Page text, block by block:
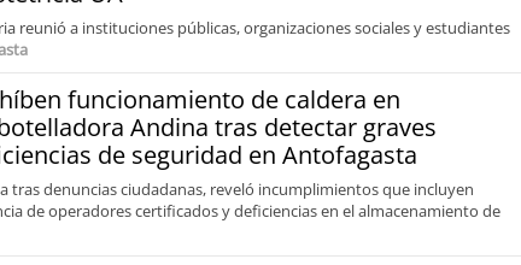
reunió a instituciones públicas, organizaciones sociales y estudiantes
funcionamiento de caldera en
Andina tras detectar graves
de seguridad en Antofagasta
tras denuncias ciudadanas, reveló incumplimientos que incluyen
de operadores certificados y deficiencias en el almacenamiento de